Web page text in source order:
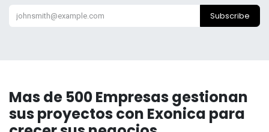
Subscribe
Mas de 500 Empresas gestionan
sus proyectos con Exonica para